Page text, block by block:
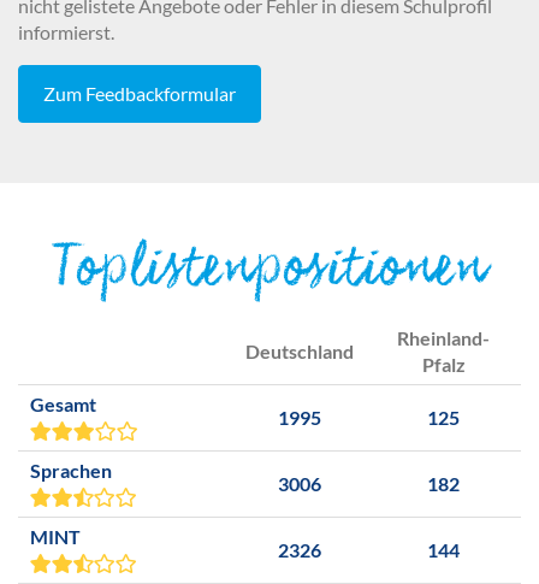
nicht gelistete Angebote oder Fehler in diesem Schulprofil
informierst.
Zum Feedbackformular
Toplistenpositionen
Deutschland
Rheinland-
Pfalz
Gesamt
1995 125
Sprachen
3006 182
MINT
2326 144